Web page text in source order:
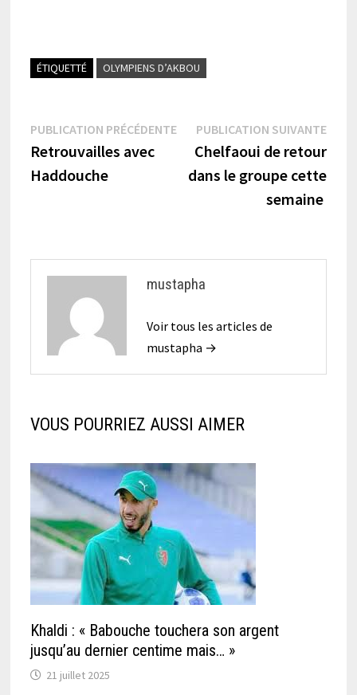
ÉTIQUETTÉ OLYMPIENS D’AKBOU
Navigation
de
PUBLICATION PRÉCÉDENTEPublication
précédente :
Retrouvailles avec
Haddouche
PUBLICATION SUIVANTE
Chelfaoui de retour
dans le groupe cette
semaine
mustapha
Voir tous les articles de
mustapha →
VOUS POURRIEZ AUSSI AIMER
Khaldi : « Babouche touchera son argent
jusqu’au dernier centime mais… »
21 juillet 2025